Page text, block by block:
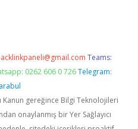
Teams:
0262 606 0 726 Telegram:
Kanun gereğince Bilgi Teknolojileri
onaylanmış bir Yer Sağlayıcı